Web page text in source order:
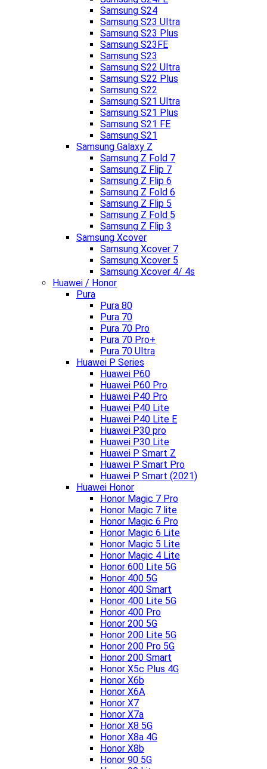
Samsung S24
Samsung S23 Ultra
Samsung S23 Plus
Samsung S23FE
Samsung S23
Samsung S22 Ultra
Samsung S22 Plus
Samsung S22
Samsung S21 Ultra
Samsung S21 Plus
Samsung S21 FE
Samsung S21
Samsung Galaxy Z
Samsung Z Fold 7
Samsung Z Flip 7
Samsung Z Flip 6
Samsung Z Fold 6
Samsung Z Flip 5
Samsung Z Fold 5
Samsung Z Flip 3
Samsung Xcover
Samsung Xcover 7
Samsung Xcover 5
Samsung Xcover 4/ 4s
Huawei / Honor
Pura
Pura 80
Pura 70
Pura 70 Pro
Pura 70 Pro+
Pura 70 Ultra
Huawei P Series
Huawei P60
Huawei P60 Pro
Huawei P40 Pro
Huawei P40 Lite
Huawei P40 Lite E
Huawei P30 pro
Huawei P30 Lite
Huawei P Smart Z
Huawei P Smart Pro
Huawei P Smart (2021)
Huawei Honor
Honor Magic 7 Pro
Honor Magic 7 lite
Honor Magic 6 Pro
Honor Magic 6 Lite
Honor Magic 5 Lite
Honor Magic 4 Lite
Honor 600 Lite 5G
Honor 400 5G
Honor 400 Smart
Honor 400 Lite 5G
Honor 400 Pro
Honor 200 5G
Honor 200 Lite 5G
Honor 200 Pro 5G
Honor 200 Smart
Honor X5c Plus 4G
Honor X6b
Honor X6A
Honor X7
Honor X7a
Honor X8 5G
Honor X8a 4G
Honor X8b
Honor 90 5G